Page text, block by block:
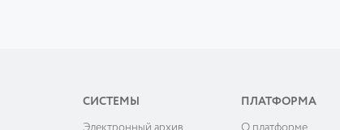
СИСТЕМЫ
Электронный архив
ПЛАТФОРМА
О платформе